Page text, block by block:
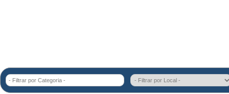
- Filtrar por Categoria -